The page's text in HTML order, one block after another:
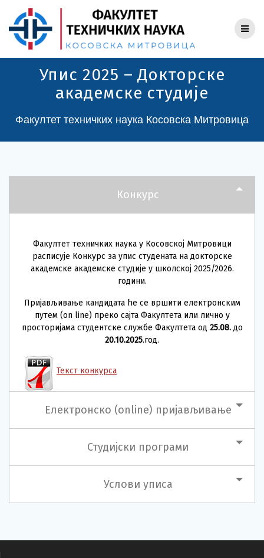
to
content
Упис 2025 – Докторске
академске студије
Факултет техничких наука Косовска Митровица
Конкурс
Факултет техничких наука у Косовској Митровици
расписује Конкурс за упис студената на докторске
академске академске студије у школској 2025/2026.
години.
Пријављивање кандидата ће се вршити електронским
путем (on line) преко сајта Факултета или лично у
просторијама студентске службе Факултета од 25.08.до
20.10.2025.год.
Текст конкурса
Електронско (online) пријављивање
Студијски програми
Услови уписа